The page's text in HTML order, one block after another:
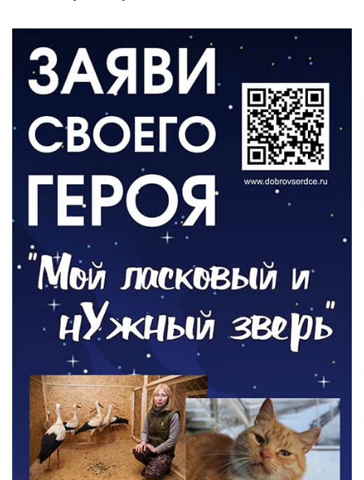
ВЛАСТЬ
«Второй старт» для ветеранов СВО
РАЗЪЯСНЯЕМ
Контракт с новой выплатой
05.08.2026